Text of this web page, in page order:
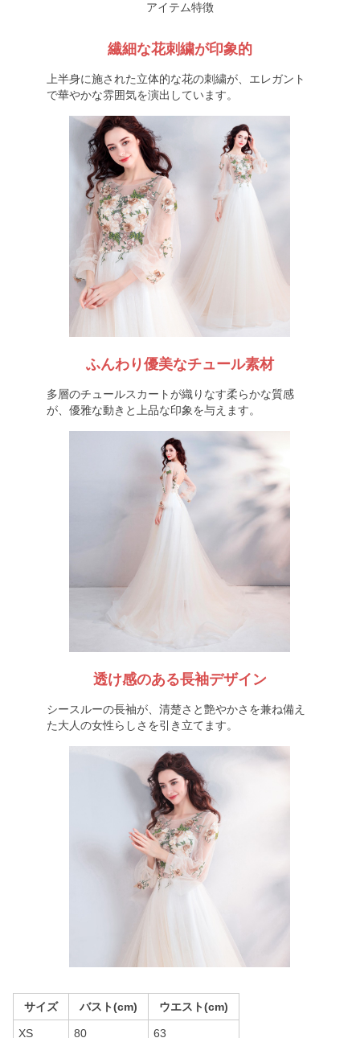
アイテム特徴
繊細な花刺繍が印象的
上半身に施された立体的な花の刺繍が、エレガント
で華やかな雰囲気を演出しています。
ふんわり優美なチュール素材
多層のチュールスカートが織りなす柔らかな質感
が、優雅な動きと上品な印象を与えます。
透け感のある長袖デザイン
シースルーの長袖が、清楚さと艶やかさを兼ね備え
た大人の女性らしさを引き立てます。
サイズ バスト(cm) ウエスト(cm)
XS 80 63